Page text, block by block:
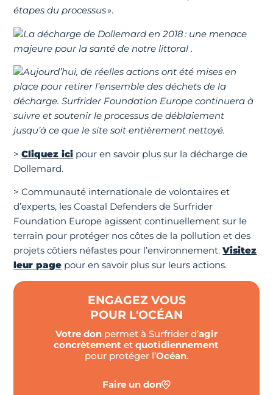
étapes du processus».
La décharge de Dollemard en 2018 : une menace
majeure pour la santé de notre littoral .
Aujourd’hui, de réelles actions ont été mises en
place pour retirer l’ensemble des déchets de la
décharge. Surfrider Foundation Europe continuera à
suivre et soutenir le processus de déblaiement
jusqu’à ce que le site soit entièrement nettoyé.
>Cliquez ici pour en savoir plus sur la décharge de
Dollemard.
> Communauté internationale de volontaires et
d’experts, les Coastal Defenders de Surfrider
Foundation Europe agissent continuellement sur le
terrain pour protéger nos côtes de la pollution et des
projets côtiers néfastes pour l’environnement.Visitez
leur page pour en savoir plus sur leurs actions.
ENGAGEZ VOUS
POUR L'OCÉAN
Votre donpermet à Surfrider d’agir
concrètement etquotidiennement
pour protéger l’Océan.
Faire un don